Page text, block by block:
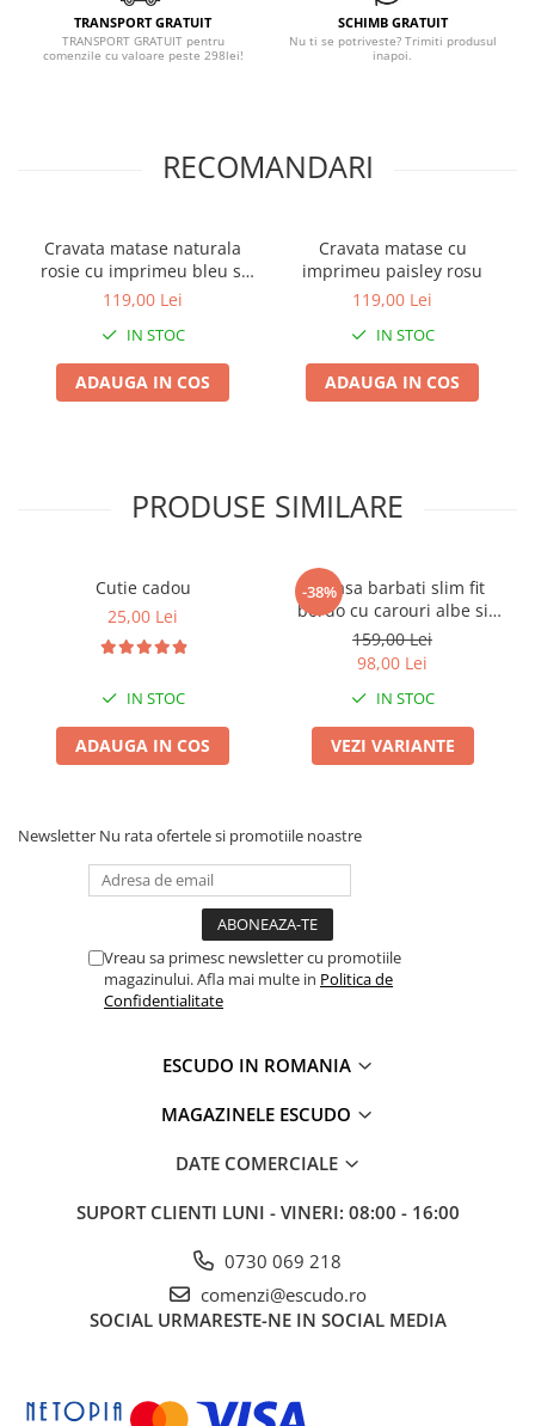
TRANSPORT GRATUIT
TRANSPORT GRATUIT pentru
comenzile cu valoare peste 298lei!
SCHIMB GRATUIT
Nu ti se potriveste? Trimiti produsul
inapoi.
RECOMANDARI
Cravata matase naturala
rosie cu imprimeu bleu si
bej
119,00 Lei
IN STOC
ADAUGA IN COS
Cravata matase cu
imprimeu paisley rosu
119,00 Lei
IN STOC
ADAUGA IN COS
PRODUSE SIMILARE
Cutie cadou
25,00 Lei
IN STOC
ADAUGA IN COS
-38%
Camasa barbati slim fit
bordo cu carouri albe si
bleumarin
159,00 Lei
98,00 Lei
IN STOC
VEZI VARIANTE
Newsletter Nu rata ofertele si promotiile noastre
Vreau sa primesc newsletter cu promotiile
magazinului. Afla mai multe in Politica de
Confidentialitate
ESCUDO IN ROMANIA
MAGAZINELE ESCUDO
DATE COMERCIALE
SUPORT CLIENTI LUNI - VINERI: 08:00 - 16:00
0730 069 218
comenzi@escudo.ro
SOCIAL URMARESTE-NE IN SOCIAL MEDIA